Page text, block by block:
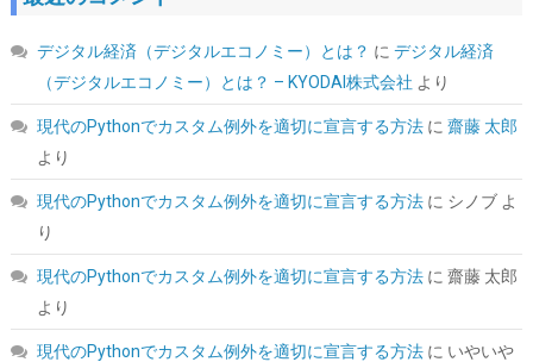
Tuloka 4個ヒートシンク 導熱接着シート4pcs付き 熱暴走対策 冷
却ラジエーターフィンCPU ICチップ 回路基板 LEDアンプに適用
5422382 GBP 3.61 (2026-08-07 04:03 GMT +09:00 時点 -
デジタル経済（デジタルエコノミー）とは？ に デジタル経済
（デジタルエコノミー）とは？ – KYODAI株式会社 より
現代のPythonでカスタム例外を適切に宣言する方法に 齋藤 太郎
より
現代のPythonでカスタム例外を適切に宣言する方法に シノブよ
り
現代のPythonでカスタム例外を適切に宣言する方法に 齋藤 太郎
より
現代のPythonでカスタム例外を適切に宣言する方法に いやいや